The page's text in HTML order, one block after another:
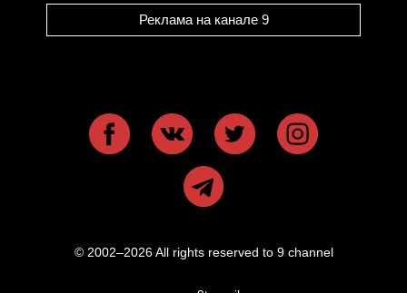
Реклама на канале 9
© 2002–2026 All rights reserved to 9 channel